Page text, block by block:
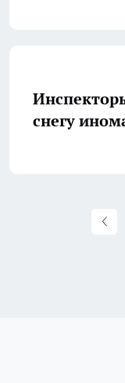
снегу